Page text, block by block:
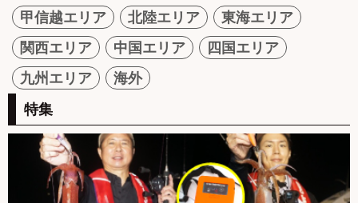
甲信越エリア
北陸エリア
東海エリア
関西エリア
中国エリア
四国エリア
九州エリア
海外
特集